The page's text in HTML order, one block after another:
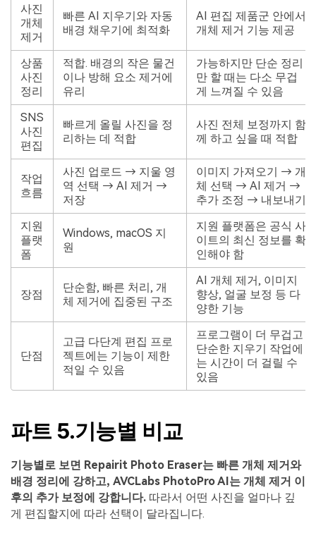
사진
개체
제거
빠른 AI 지우기와 자동
배경 채우기에 최적화
AI 편집 제품군 안에서
개체 제거 기능 제공
상품
사진
정리
적합. 배경의 작은 물건
이나 방해 요소 제거에
유리
가능하지만 단순 정리
만 할 때는 다소 무겁
게 느껴질 수 있음
SNS
사진
편집
빠르게 올릴 사진을 정
리하는 데 적합
사진 전체 보정까지 함
께 하고 싶을 때 적합
작업
흐름
사진 업로드 → 지울 영
역 선택 → AI 제거 →
저장
이미지 가져오기 → 개
체 선택 → AI 제거 →
추가 조정 → 내보내기
지원
플랫
폼
Windows, macOS 지
원
지원 플랫폼은 공식 사
이트의 최신 정보를 확
인해야 함
장점
단순함, 빠른 처리, 개
체 제거에 집중된 구조
AI 개체 제거, 이미지
향상, 얼굴 보정 등 다
양한 기능
단점
고급 다단계 편집 프로
젝트에는 기능이 제한
적일 수 있음
프로그램이 더 무겁고
단순한 지우기 작업에
는 시간이 더 걸릴 수
있음
파트 5.기능별 비교
기능별로 보면 Repairit Photo Eraser는 빠른 개체 제거와
배경 정리에 강하고, AVCLabs PhotoPro AI는 개체 제거 이
후의 추가 보정에 강합니다. 따라서 어떤 사진을 얼마나 깊
게 편집할지에 따라 선택이 달라집니다.